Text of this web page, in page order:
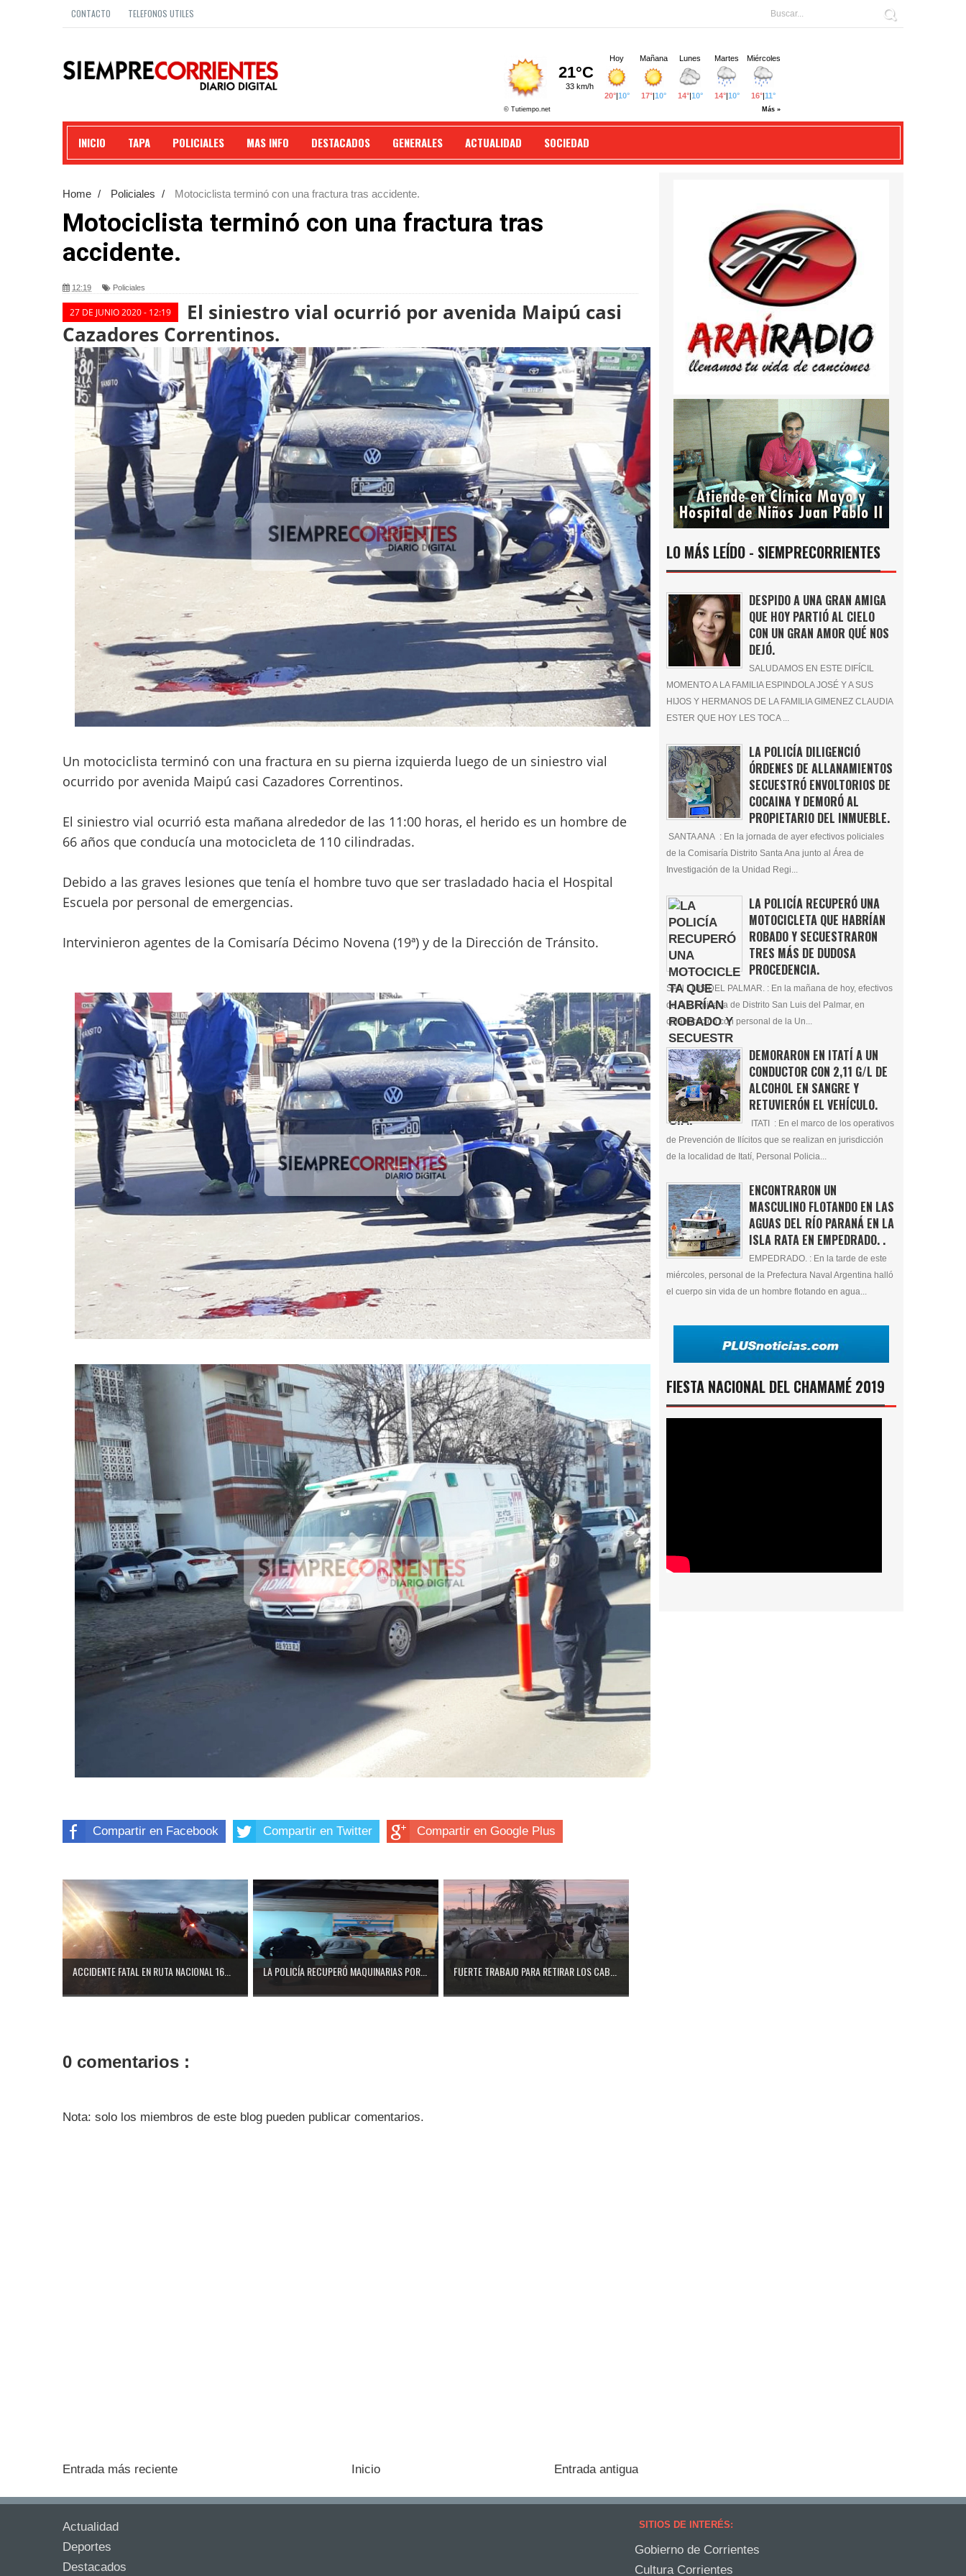
CONTACTO TELEFONOS UTILES
INICIO TAPA POLICIALES MAS INFO DESTACADOS GENERALES ACTUALIDAD SOCIEDAD
Home / Policiales / Motociclista terminó con una fractura tras accidente.
Motociclista terminó con una fractura tras
accidente.
12:19 Policiales
27 DE JUNIO 2020 - 12:19
El siniestro vial ocurrió por avenida Maipú casi
Cazadores Correntinos.
Un motociclista terminó con una fractura en su pierna izquierda luego de un siniestro vial
ocurrido por avenida Maipú casi Cazadores Correntinos.
El siniestro vial ocurrió esta mañana alrededor de las 11:00 horas, el herido es un hombre de
66 años que conducía una motocicleta de 110 cilindradas.
Debido a las graves lesiones que tenía el hombre tuvo que ser trasladado hacia el Hospital
Escuela por personal de emergencias.
Intervinieron agentes de la Comisaría Décimo Novena (19ª) y de la Dirección de Tránsito.
Compartir en Facebook Compartir en Twitter Compartir en Google Plus
ACCIDENTE FATAL EN RUTA NACIONAL 16... LA POLICÍA RECUPERÓ MAQUINARIAS POR... FUERTE TRABAJO PARA RETIRAR LOS CAB...
0 comentarios :
Nota: solo los miembros de este blog pueden publicar comentarios.
Entrada más reciente Entrada antigua
Inicio
LO MÁS LEÍDO - SIEMPRECORRIENTES
DESPIDO A UNA GRAN AMIGA
QUE HOY PARTIÓ AL CIELO
CON UN GRAN AMOR QUÉ NOS
DEJÓ.
SALUDAMOS EN ESTE DIFÍCIL
MOMENTO A LA FAMILIA ESPINDOLA JOSÉ Y A SUS
HIJOS Y HERMANOS DE LA FAMILIA GIMENEZ CLAUDIA
ESTER QUE HOY LES TOCA ...
LA POLICÍA DILIGENCIÓ
ÓRDENES DE ALLANAMIENTOS
SECUESTRÓ ENVOLTORIOS DE
COCAINA Y DEMORÓ AL
PROPIETARIO DEL INMUEBLE.
SANTA ANA : En la jornada de ayer efectivos policiales
de la Comisaría Distrito Santa Ana junto al Área de
Investigación de la Unidad Regi...
LA POLICÍA RECUPERÓ UNA
MOTOCICLETA QUE HABRÍAN
ROBADO Y SECUESTRARON
TRES MÁS DE DUDOSA
PROCEDENCIA.
SAN LUIS DEL PALMAR. : En la mañana de hoy, efectivos
de la Comisaría de Distrito San Luis del Palmar, en
colaboración con personal de la Un...
DEMORARON EN ITATÍ A UN
CONDUCTOR CON 2,11 G/L DE
ALCOHOL EN SANGRE Y
RETUVIERÓN EL VEHÍCULO.
ITATI : En el marco de los operativos
de Prevención de Ilícitos que se realizan en jurisdicción
de la localidad de Itatí, Personal Policia...
ENCONTRARON UN
MASCULINO FLOTANDO EN LAS
AGUAS DEL RÍO PARANÁ EN LA
ISLA RATA EN EMPEDRADO. .
EMPEDRADO. : En la tarde de este
miércoles, personal de la Prefectura Naval Argentina halló
el cuerpo sin vida de un hombre flotando en agua...
FIESTA NACIONAL DEL CHAMAMÉ 2019
Actualidad
Deportes
Destacados
SITIOS DE INTERÉS:
Gobierno de Corrientes
Cultura Corrientes